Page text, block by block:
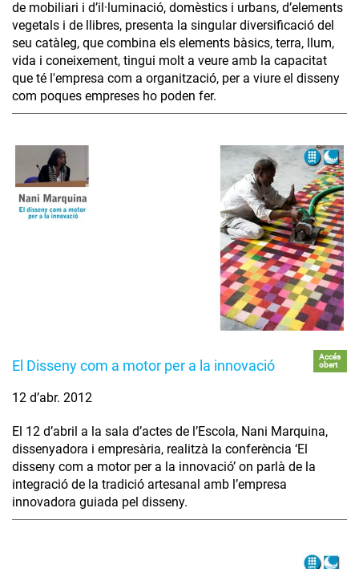
de mobiliari i d’il·luminació, domèstics i urbans, d’elements
vegetals i de llibres, presenta la singular diversificació del
seu catàleg, que combina els elements bàsics, terra, llum,
vida i coneixement, tingui molt a veure amb la capacitat
que té l'empresa com a organització, per a viure el disseny
com poques empreses ho poden fer.
El Disseny com a motor per a la innovació
Accés
obert
12 d’abr. 2012
El 12 d’abril a la sala d’actes de l’Escola, Nani Marquina,
dissenyadora i empresària, realitzà la conferència ‘El
disseny com a motor per a la innovació’ on parlà de la
integració de la tradició artesanal amb l’empresa
innovadora guiada pel disseny.